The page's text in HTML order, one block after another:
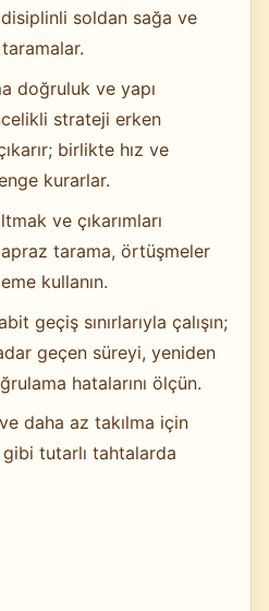
soldan sağa ve
doğruluk ve yapı
strateji erken
birlikte hız ve
kurarlar.
ve çıkarımları
tarama, örtüşmeler
kullanın.
geçiş sınırlarıyla çalışın;
geçen süreyi, yeniden
hatalarını ölçün.
daha az takılma için
gibi tutarlı tahtalarda